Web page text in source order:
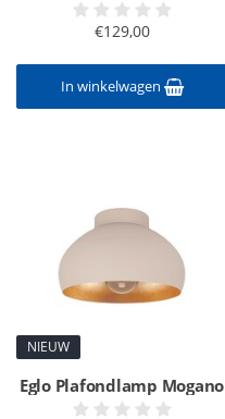
€129,00
In winkelwagen
NIEUW
Eglo Plafondlamp Mogano